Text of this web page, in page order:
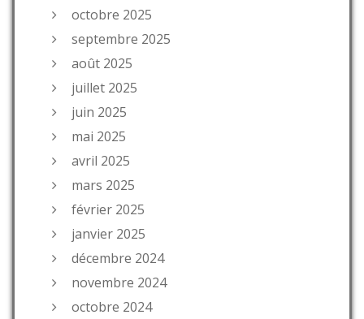
octobre 2025
septembre 2025
août 2025
juillet 2025
juin 2025
mai 2025
avril 2025
mars 2025
février 2025
janvier 2025
décembre 2024
novembre 2024
octobre 2024